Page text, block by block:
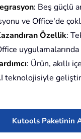
: Beş güçlü
ve Office'de
Özellik:
: Ürün, akıllı
teknolojisiyle
Kutools Paketinin